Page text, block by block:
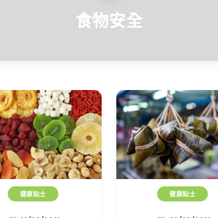
食物安全
健康貼士 健康貼士